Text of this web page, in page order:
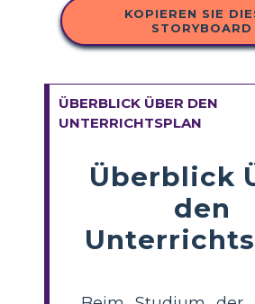
KOPIEREN SIE
STORYBOARD
ÜBERBLICK ÜBER DEN
UNTERRICHTSPLAN
Überblick
den